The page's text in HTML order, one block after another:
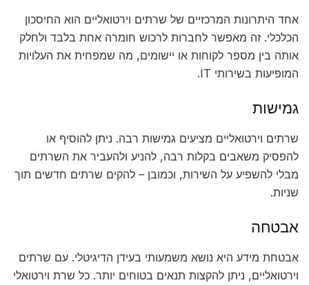
אחד היתרונות המרכזיים של שרתים וירטואליים הוא החיסכון
הכלכלי. זה מאפשר לחברות לרכוש חומרה אחת בלבד ולחלק
אותה בין מספר לקוחות או יישומים, מה שמפחית את העלויות
המופיעות בשירותי IT.
גמישות
שרתים וירטואליים מציעים גמישות רבה. ניתן להוסיף או
להפסיק משאבים בקלות רבה, להניע ולהעביר את השרתים
מבלי להשפיע על השירות, וכמובן – להקים שרתים חדשים תוך
שניות.
אבטחה
אבטחת מידע היא נושא משמעותי בעידן הדיגיטלי. עם שרתים
וירטואליים, ניתן להקצות תנאים בטוחים יותר. כל שרת וירטואלי